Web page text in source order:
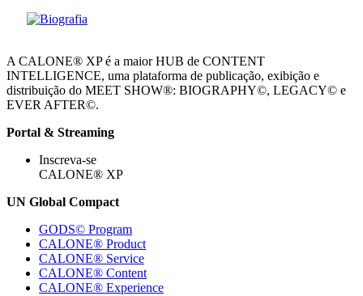
A CALONE® XP é a maior HUB de CONTENT
INTELLIGENCE, uma plataforma de publicação, exibição e
distribuição do MEET SHOW®: BIOGRAPHY©, LEGACY© e
EVER AFTER©.
Portal & Streaming
Inscreva-se
CALONE® XP
UN Global Compact
GODS© Program
CALONE® Product
CALONE® Service
CALONE® Content
CALONE® Experience